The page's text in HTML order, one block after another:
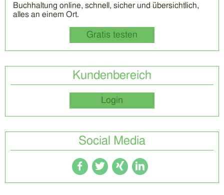
Buchhaltung online, schnell, sicher und übersichtlich,
alles an einem Ort.
Gratis testen
Kundenbereich
Login
Social Media